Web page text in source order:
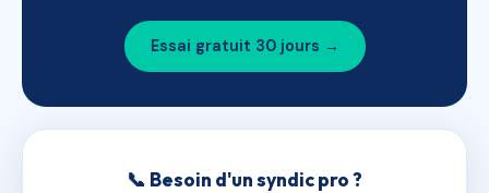
Essai gratuit 30 jours →
📞 Besoin d'un syndic pro ?